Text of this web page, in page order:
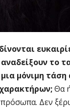
το
μόνιμη
Θα
Δεν